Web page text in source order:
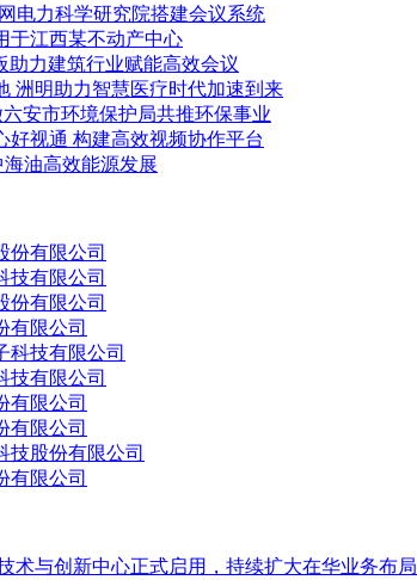
电力科学研究院搭建会议系统
于江西某不动产中心
助力建筑行业赋能高效会议
洲明助力智慧医疗时代加速到来
安市环境保护局共推环保事业
好视通 构建高效视频协作平台
油高效能源发展
份有限公司
技有限公司
份有限公司
有限公司
科技有限公司
技有限公司
有限公司
有限公司
技股份有限公司
有限公司
术与创新中心正式启用，持续扩大在华业务布局